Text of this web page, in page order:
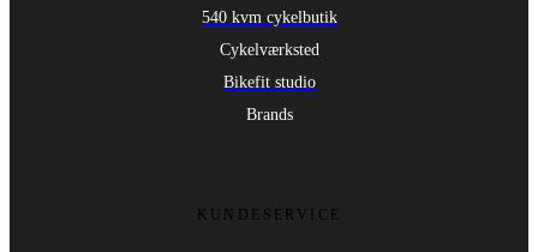
540 kvm cykelbutik
Cykelværksted
Bikefit studio
Brands
KUNDESERVICE